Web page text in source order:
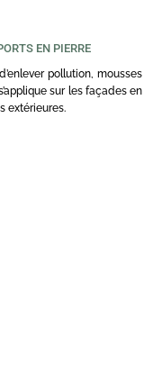
EN PIERRE
pollution, mousses
sur les façades en
extérieures.